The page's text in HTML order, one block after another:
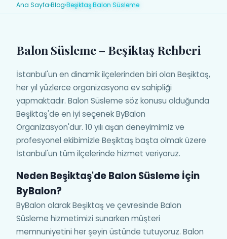
Ana Sayfa›Blog›Beşiktaş Balon Süsleme
Balon Süsleme – Beşiktaş Rehberi
İstanbul'un en dinamik ilçelerinden biri olan Beşiktaş,
her yıl yüzlerce organizasyona ev sahipliği
yapmaktadır. Balon Süsleme söz konusu olduğunda
Beşiktaş'de en iyi seçenek ByBalon
Organizasyon'dur. 10 yılı aşan deneyimimiz ve
profesyonel ekibimizle Beşiktaş başta olmak üzere
İstanbul'un tüm ilçelerinde hizmet veriyoruz.
Neden Beşiktaş'de Balon Süsleme İçin
ByBalon?
ByBalon olarak Beşiktaş ve çevresinde Balon
Süsleme hizmetimizi sunarken müşteri
memnuniyetini her şeyin üstünde tutuyoruz. Balon